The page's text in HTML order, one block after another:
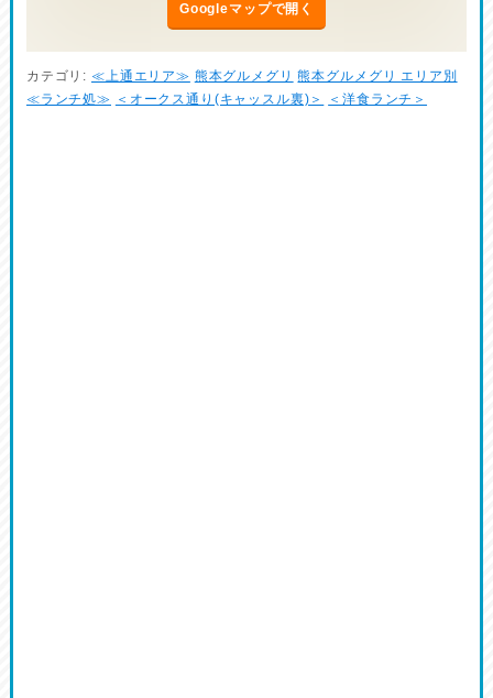
Googleマップで開く
カテゴリ: ≪上通エリア≫ 熊本グルメグリ 熊本グルメグリ エリア別
≪ランチ処≫
＜オークス通り(キャッスル裏)＞ ＜洋食ランチ＞